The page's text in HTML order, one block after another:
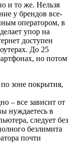
и то же. Нельзя
у брендов все-
оператором, в
упор на
доступен
До 25
но потом
зоне покрытия,
– все зависит от
нуждаетесь в
следует без
безлимита
почти